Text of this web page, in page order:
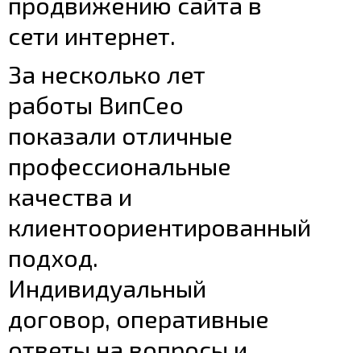
сети интернет.
За несколько лет
работы ВипСео
показали отличные
профессиональные
качества и
клиентоориентированный
подход.
Индивидуальный
договор, оперативные